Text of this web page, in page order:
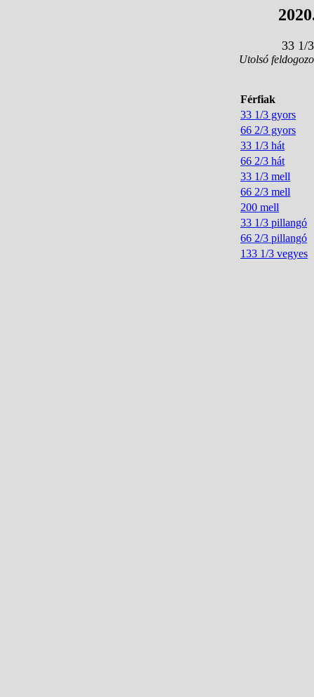
33 1/
Utolsó
Férfiak
33 1/3 gyors
66 2/3 gyors
33 1/3 hát
66 2/3 hát
33 1/3 mell
66 2/3 mell
200 mell
33 1/3 pillangó
66 2/3 pillangó
133 1/3 vegyes